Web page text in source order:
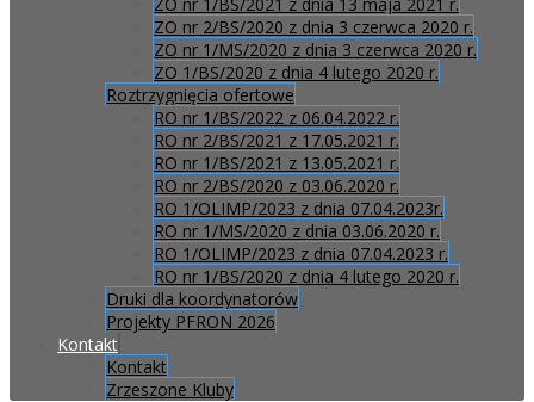
ZO nr 2/BS/2020 z dnia 3 czerwca 2020 r.
ZO nr 1/MS/2020 z dnia 3 czerwca 2020 r.
ZO 1/BS/2020 z dnia 4 lutego 2020 r.
Roztrzygnięcia ofertowe
RO nr 1/BS/2022 z 06.04.2022 r.
RO nr 2/BS/2021 z 17.05.2021 r.
RO nr 1/BS/2021 z 13.05.2021 r.
RO nr 2/BS/2020 z 03.06.2020 r.
RO 1/OLIMP/2023 z dnia 07.04.2023r.
RO nr 1/MS/2020 z dnia 03.06.2020 r.
RO 1/OLIMP/2023 z dnia 07.04.2023 r.
RO nr 1/BS/2020 z dnia 4 lutego 2020 r.
Druki dla koordynatorów
Projekty PFRON 2026
Kontakt
Kontakt
Zrzeszone Kluby